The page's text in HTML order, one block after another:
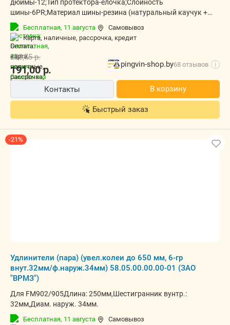
дюймы-12;Тип протектора-ёлочка;Слойность
шины-6PR;Материал шины-резина (натуральный каучук +
бутадиен-стирольный полимер);Армирование-нейлоновый
корд;Максимальная нагрузка, кг-248;Рабочее давление,
атм-0,8?1,5;Высокая проходимость-есть;Самоочищение
протектора-есть;Повышенное тяговое усилие-
есть;Устойчивость-есть;
Бесплатная, 11 августа
Самовывоз
карта, наличные, рассрочка, кредит
191,00р.
238,75р.
pingvin-shop.by68 отзывов i
Контакты В корзину
Быстрый заказ
-21%
Удлинители (пара) (увел.колеи до 650 мм, 6-гр
внут.32мм/ф.наруж.34мм) 58.05.00.00.00-01 (ЗАО
"ВРМЗ")
Для FM902/905Длина: 250мм,Шестигранник вунтр.:
32мм,Диам. наруж. 34мм.
Бесплатная, 11 августа
Самовывоз